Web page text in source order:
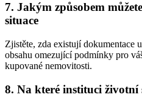
7. Jakým způsobem
situace
Zjistěte, zda existují dokumentace
obsahu omezující podmínky pro
kupované nemovitosti.
8. Na které instituci životní